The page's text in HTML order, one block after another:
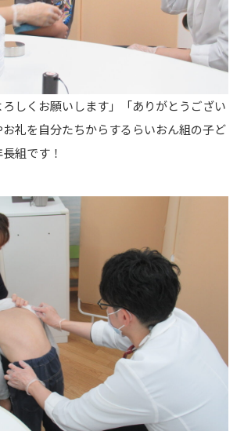
しくお願いします」「ありがとうござい
礼を自分たちからするらいおん組の子ど
組です！